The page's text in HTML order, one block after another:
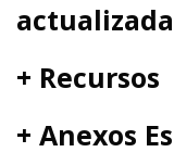
actualizada
+ Recursos
+ Anexos